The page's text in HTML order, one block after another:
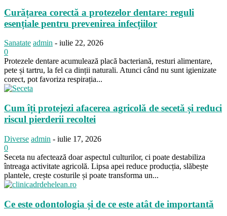
Curățarea corectă a protezelor dentare: reguli
esențiale pentru prevenirea infecțiilor
Sanatate admin - iulie 22, 2026
0
Protezele dentare acumulează placă bacteriană, resturi alimentare,
pete și tartru, la fel ca dinții naturali. Atunci când nu sunt igienizate
corect, pot favoriza respirația...
Cum îți protejezi afacerea agricolă de secetă și reduci
riscul pierderii recoltei
Diverse admin - iulie 17, 2026
0
Seceta nu afectează doar aspectul culturilor, ci poate destabiliza
întreaga activitate agricolă. Lipsa apei reduce producția, slăbește
plantele, crește costurile și poate transforma un...
Ce este odontologia și de ce este atât de importantă